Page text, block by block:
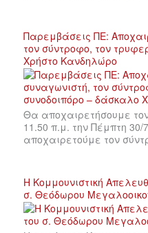
Παρεμβάσεις ΠΕ:
τον σύντροφο, τον
Χρήστο Κανδηλώρο
Θα αποχαιρετήσουμε
11.50 π.μ. την Πέμπτη
αποχαιρετούμε τον
Η Κομμουνιστική
σ. Θεόδωρου